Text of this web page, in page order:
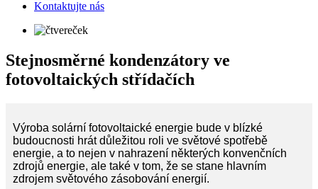
Kontaktujte nás
Stejnosměrné kondenzátory ve
fotovoltaických střídačích
Výroba solární fotovoltaické energie bude v blízké
budoucnosti hrát důležitou roli ve světové spotřebě
energie, a to nejen v nahrazení některých konvenčních
zdrojů energie, ale také v tom, že se stane hlavním
zdrojem světového zásobování energií.